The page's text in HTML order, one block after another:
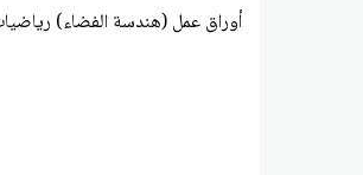
أوراق عمل (هندسة الفضاء) رياضيات الصف